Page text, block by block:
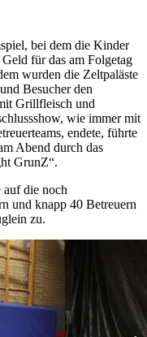
bei dem die Kinder
für das am Folgetag
wurden die Zeltpaläste
Besucher den
Grillfleisch und
wie immer mit
endete, führte
Abend durch das
GrunZ“.
auf die noch
und knapp 40 Betreuern
zu.